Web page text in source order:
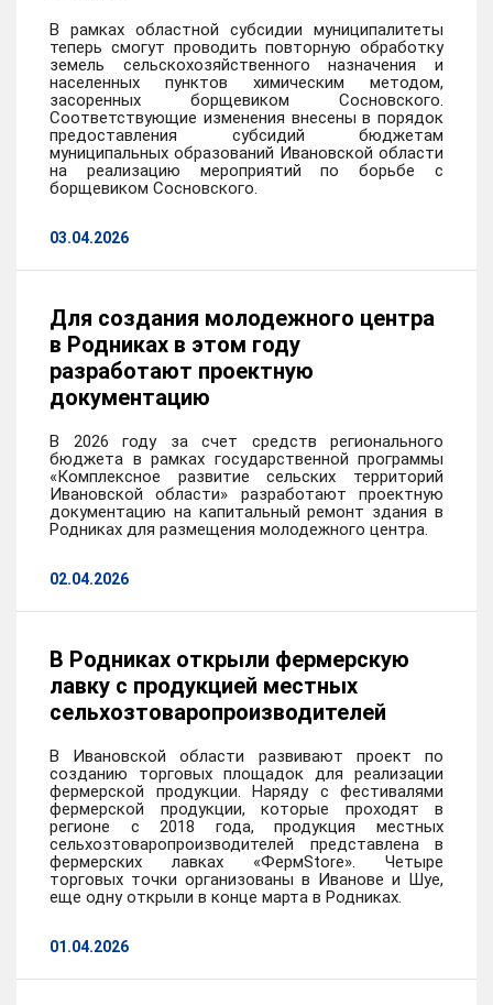
В рамках областной субсидии муниципалитеты
теперь смогут проводить повторную обработку
земель сельскохозяйственного назначения и
населенных пунктов химическим методом,
засоренных борщевиком Сосновского.
Соответствующие изменения внесены в порядок
предоставления субсидий бюджетам
муниципальных образований Ивановской области
на реализацию мероприятий по борьбе с
борщевиком Сосновского.
03.04.2026
Для создания молодежного центра
в Родниках в этом году
разработают проектную
документацию
В 2026 году за счет средств регионального
бюджета в рамках государственной программы
«Комплексное развитие сельских территорий
Ивановской области» разработают проектную
документацию на капитальный ремонт здания в
Родниках для размещения молодежного центра.
02.04.2026
В Родниках открыли фермерскую
лавку с продукцией местных
сельхозтоваропроизводителей
В Ивановской области развивают проект по
созданию торговых площадок для реализации
фермерской продукции. Наряду с фестивалями
фермерской продукции, которые проходят в
регионе с 2018 года, продукция местных
сельхозтоваропроизводителей представлена в
фермерских лавках «ФермStore». Четыре
торговых точки организованы в Иванове и Шуе,
еще одну открыли в конце марта в Родниках.
01.04.2026